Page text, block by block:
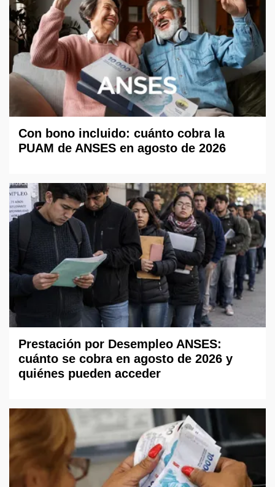
Con bono incluido: cuánto cobra la
PUAM de ANSES en agosto de 2026
Prestación por Desempleo ANSES:
cuánto se cobra en agosto de 2026 y
quiénes pueden acceder